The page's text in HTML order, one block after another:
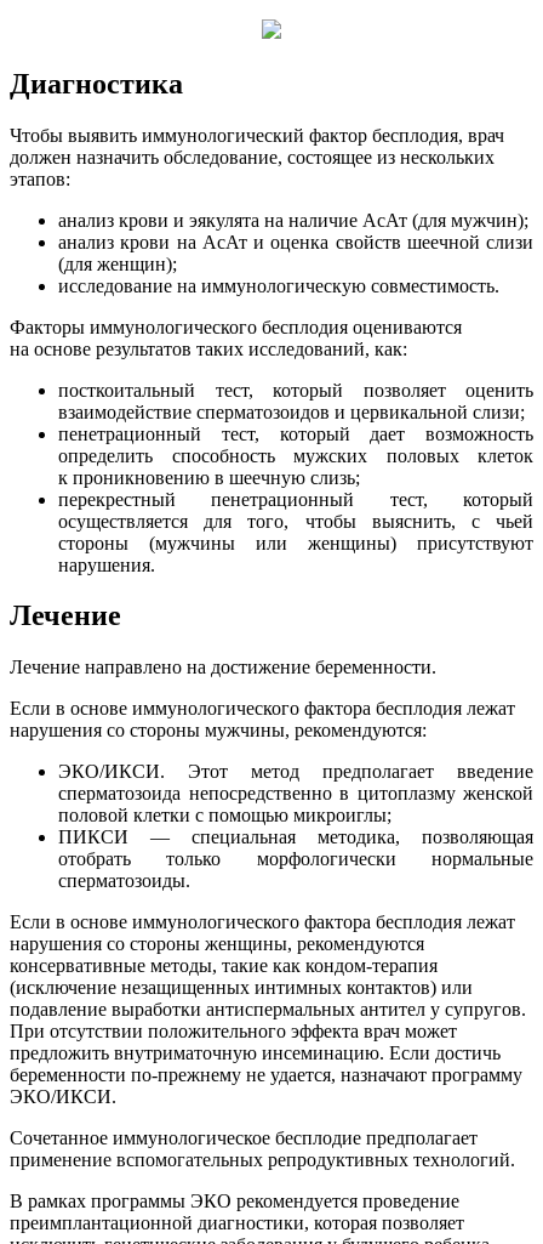
Диагностика
Чтобы выявить иммунологический фактор бесплодия, врач
должен назначить обследование, состоящее из нескольких
этапов:
анализ крови и эякулята на наличие АсАт (для мужчин);
анализ крови на АсАт и оценка свойств шеечной слизи
(для женщин);
исследование на иммунологическую совместимость.
Факторы иммунологического бесплодия оцениваются
на основе результатов таких исследований, как:
посткоитальный тест, который позволяет оценить
взаимодействие сперматозоидов и цервикальной слизи;
пенетрационный тест, который дает возможность
определить способность мужских половых клеток
к проникновению в шеечную слизь;
перекрестный пенетрационный тест, который
осуществляется для того, чтобы выяснить, с чьей
стороны (мужчины или женщины) присутствуют
нарушения.
Лечение
Лечение направлено на достижение беременности.
Если в основе иммунологического фактора бесплодия лежат
нарушения со стороны мужчины, рекомендуются:
ЭКО/ИКСИ. Этот метод предполагает введение
сперматозоида непосредственно в цитоплазму женской
половой клетки с помощью микроиглы;
ПИКСИ — специальная методика, позволяющая
отобрать только морфологически нормальные
сперматозоиды.
Если в основе иммунологического фактора бесплодия лежат
нарушения со стороны женщины, рекомендуются
консервативные методы, такие как кондом-терапия
(исключение незащищенных интимных контактов) или
подавление выработки антиспермальных антител у супругов.
При отсутствии положительного эффекта врач может
предложить внутриматочную инсеминацию. Если достичь
беременности по-прежнему не удается, назначают программу
ЭКО/ИКСИ.
Сочетанное иммунологическое бесплодие предполагает
применение вспомогательных репродуктивных технологий.
В рамках программы ЭКО рекомендуется проведение
преимплантационной диагностики, которая позволяет